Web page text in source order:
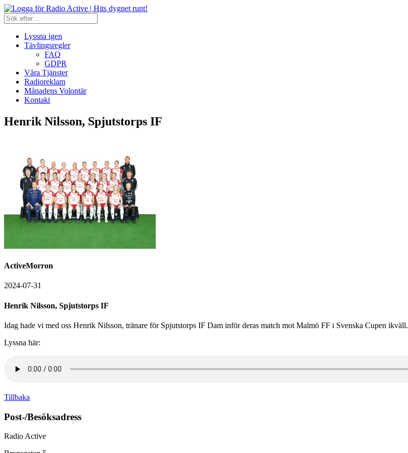
Lyssna igen
Tävlingsregler
FAQ
GDPR
Våra Tjänster
Radioreklam
Månadens Volontär
Kontakt
Henrik Nilsson, Spjutstorps IF
ActiveMorron
2024-07-31
Henrik Nilsson, Spjutstorps IF
Idag hade vi med oss Henrik Nilsson, tränare för Spjutstorps IF Dam inför deras match mot Malmö FF i Svenska Cupen ikväll.
Lyssna här:
Tillbaka
Post-/Besöksadress
Radio Active